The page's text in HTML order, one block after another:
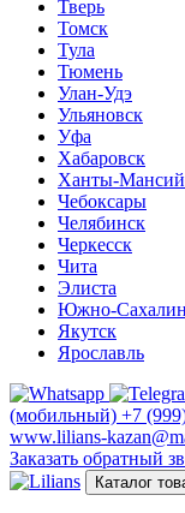
Тверь
Томск
Тула
Тюмень
Улан-Удэ
Ульяновск
Уфа
Хабаровск
Ханты-
Чебоксары
Челябинск
Черкесск
Чита
Элиста
Южно-
Якутск
Ярославль
(мобильный) +7
www.lilians-
Заказать обратный
Каталог